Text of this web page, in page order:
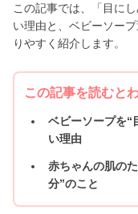
この記事では、「目に
い理由と、ベビーソー
りやすく紹介します。
この記事を読むと
ベビーソープを“
い理由
赤ちゃんの肌の
分”のこと